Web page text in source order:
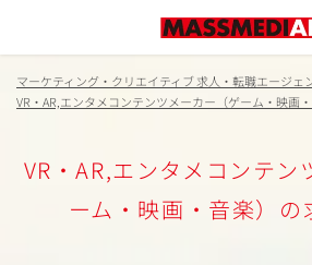
マーケティング・クリエイティブ 求人・転職エージェ
VR・AR,エンタメコンテンツメーカー（ゲーム・映画
VR・AR,エンタメコンテン
ーム・映画・音楽）の